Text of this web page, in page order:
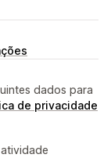
dados para
de privacidade